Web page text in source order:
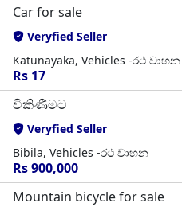
Car for sale
Veryfied Seller
Katunayaka, Vehicles -රථ වාහන
Rs 17
විකිණීමට
Veryfied Seller
Bibila, Vehicles -රථ වාහන
Rs 900,000
Mountain bicycle for sale